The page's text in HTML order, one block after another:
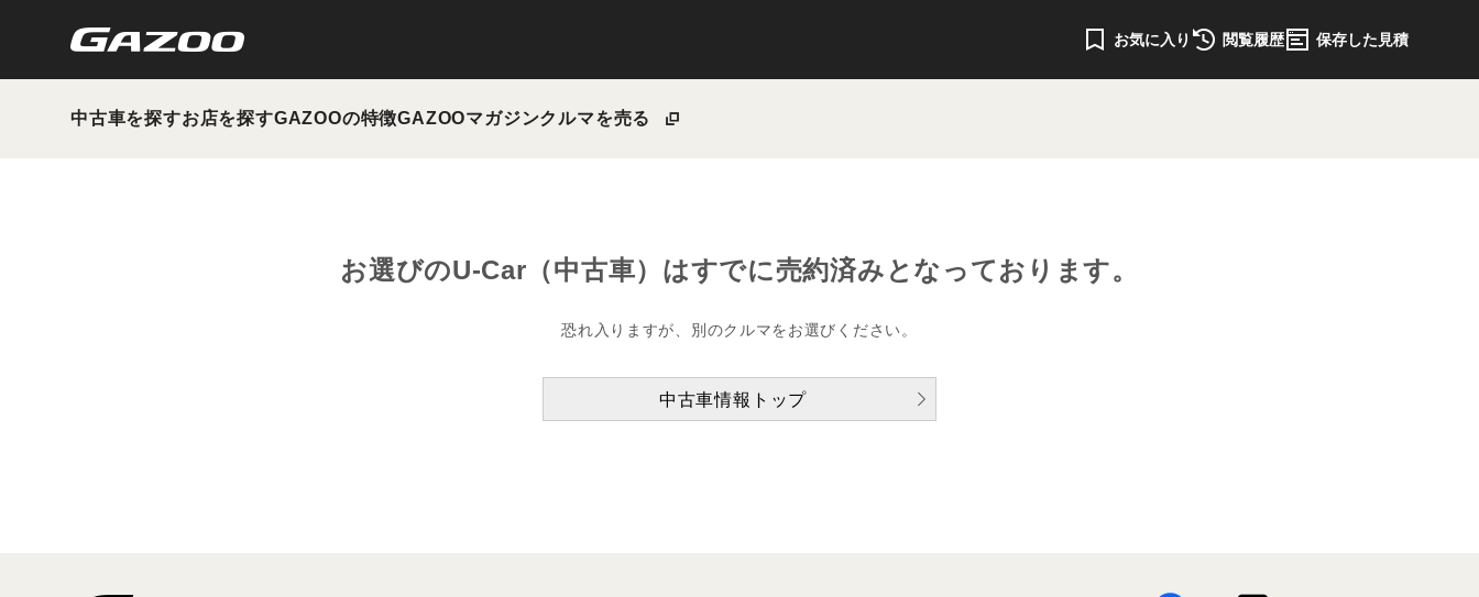
お気に入り 閲覧履歴 保存した見積
中古車を探すお店を探すGAZOOの特徴GAZOOマガジンクルマを売る
お選びのU-Car（中古車）はすでに売約済みとなっております。
恐れ入りますが、別のクルマをお選びください。
中古車情報トップ